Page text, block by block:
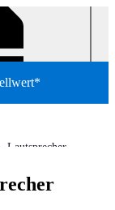
Lautsprecher